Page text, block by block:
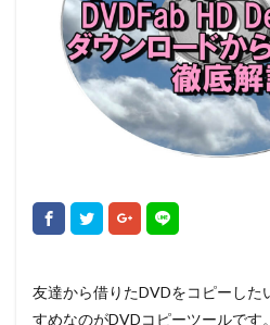
友達から借りたDVDをコピーした
すめなのがDVDコピーツールです